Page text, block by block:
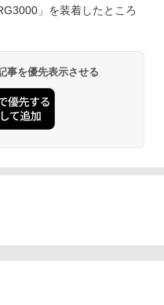
」を装着したところ
事を優先表示させる